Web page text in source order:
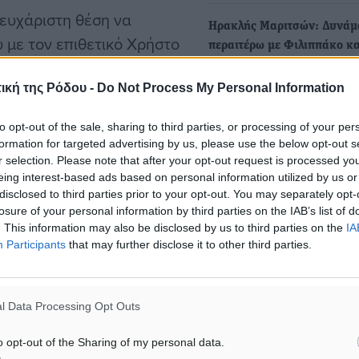
της Ρόδου - Do Not Process My Personal Information
opt-out of the sale, sharing to third parties, or processing of your
for targeted advertising by us, please use the below opt-out
selection. Please note that after your opt-out request is processed
interest-based ads based on personal information utilized by us
to third parties prior to your opt-out. You may separately
of your personal information by third parties on the IAB’s list of
This information may also be disclosed by us to third parties on the
Participants that may further disclose it to other third parties.
Data Processing Opt Outs
opt-out of the Sharing of my personal data.
θέση να
τον επιθετικό Χρήστο
Ιάλυσος, έχει
να δώσει νέα
και να πετύχει πολλά
Ηρακλής Μαριτσών:
περαιτέρω με Φιλιππάκο
Με σταθερά και μεθοδικά
Μαριτσών το…